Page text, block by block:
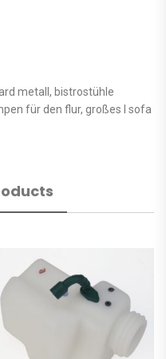
metall, bistrostühle
für den flur, großes l sofa